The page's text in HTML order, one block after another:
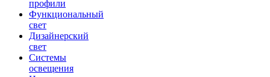
профили
Функциональный
свет
Дизайнерский
свет
Системы
освещения